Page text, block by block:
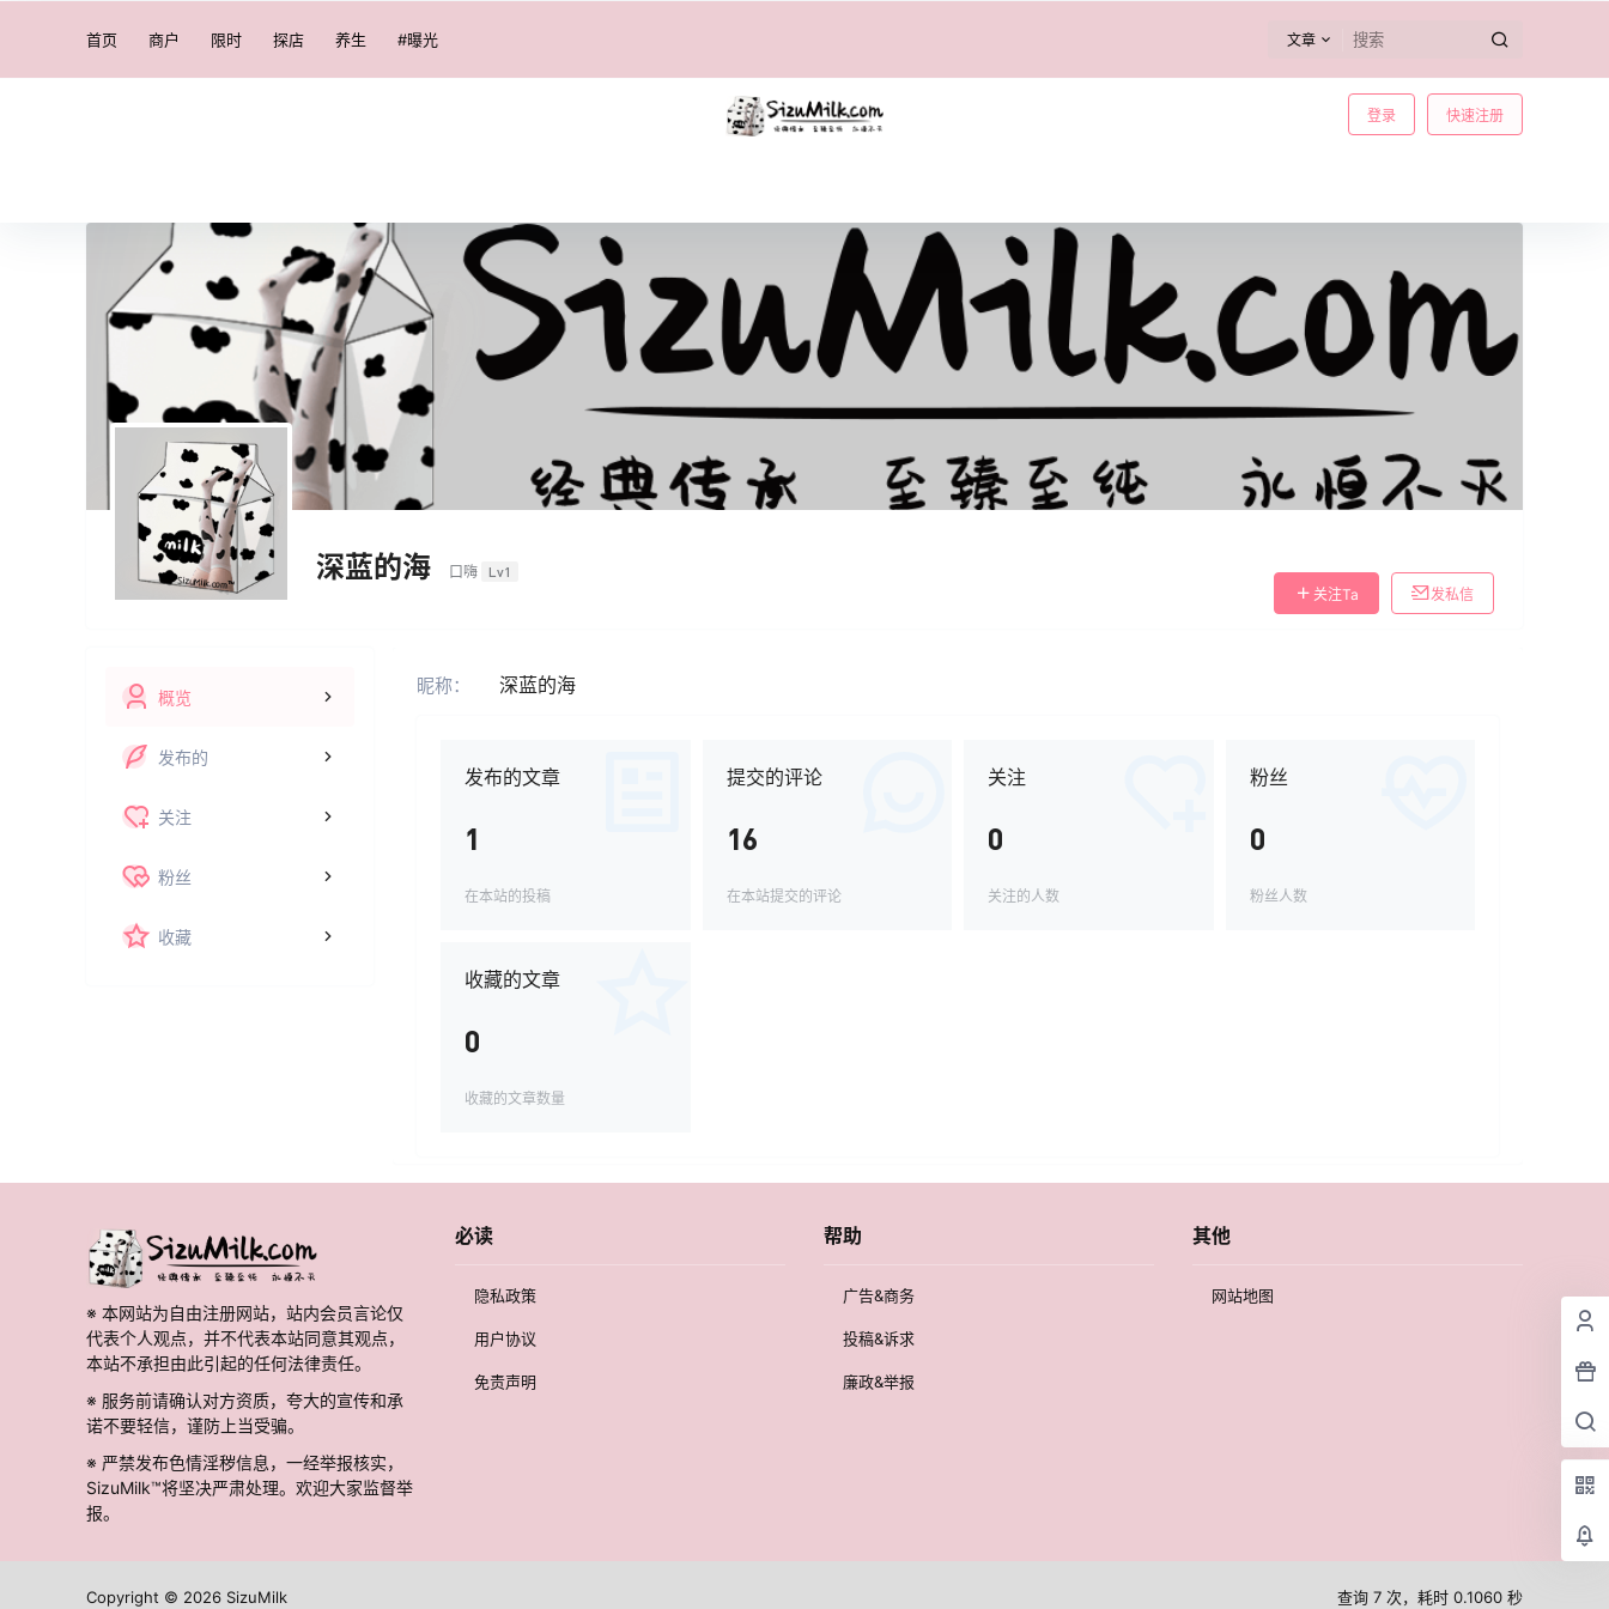
首页 商户 限时 探店 养生 #曝光 文章
登录 快速注册
深蓝的海 口嗨 Lv1
关注Ta
发私信
概览
发布的
关注
粉丝
收藏
昵称： 深蓝的海
发布的文章
1
在本站的投稿
提交的评论
16
在本站提交的评论
关注
0
关注的人数
粉丝
0
粉丝人数
收藏的文章
0
收藏的文章数量
※ 本网站为自由注册网站，站内会员言论仅
代表个人观点，并不代表本站同意其观点，
本站不承担由此引起的任何法律责任。
※ 服务前请确认对方资质，夸大的宣传和承
诺不要轻信，谨防上当受骗。
※ 严禁发布色情淫秽信息，一经举报核实，
SizuMilk™将坚决严肃处理。欢迎大家监督举
报。
必读
隐私政策
用户协议
免责声明
帮助
广告&商务
投稿&诉求
廉政&举报
其他
网站地图
Copyright © 2026 SizuMilk 查询 7 次，耗时 0.1060 秒